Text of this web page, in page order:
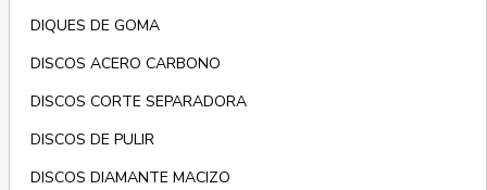
DIQUES DE GOMA
DISCOS ACERO CARBONO
DISCOS CORTE SEPARADORA
DISCOS DE PULIR
DISCOS DIAMANTE MACIZO